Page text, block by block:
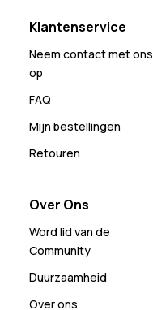
Klantenservice
Neem contact met ons
op
FAQ
Mijn bestellingen
Retouren
Over Ons
Word lid van de
Community
Duurzaamheid
Over ons